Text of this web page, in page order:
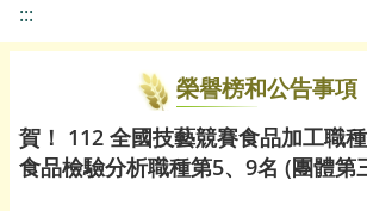
:::
榮譽榜和公告事項
賀！ 112 全國技藝競賽食品加工職種
食品檢驗分析職種第5、9名 (團體第